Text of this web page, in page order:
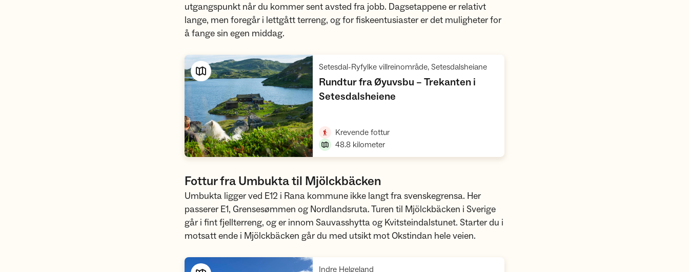
utgangspunkt når du kommer sent avsted fra jobb. Dagsetappene er relativt
lange, men foregår i lettgått terreng, og for fiskeentusiaster er det muligheter for
å fange sin egen middag.
Setesdal-Ryfylke villreinområde, Setesdalsheiane,
Rundtur fra Øyuvsbu – Trekanten i
Setesdalsheiene,
Krevende fottur,
48.8 kilometer
Fottur fra Umbukta til Mjölckbäcken
Umbukta ligger ved E12 i Rana kommune ikke langt fra svenskegrensa. Her
passerer E1, Grensesømmen og Nordlandsruta. Turen til Mjölckbäcken i Sverige
går i fint fjellterreng, og er innom Sauvasshytta og Kvitsteindalstunet. Starter du i
motsatt ende i Mjölckbäcken går du med utsikt mot Okstindan hele veien.
Indre Helgeland,